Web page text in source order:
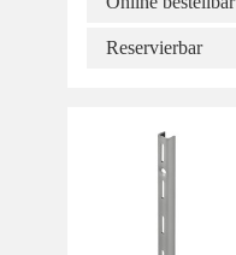
Reservierbar